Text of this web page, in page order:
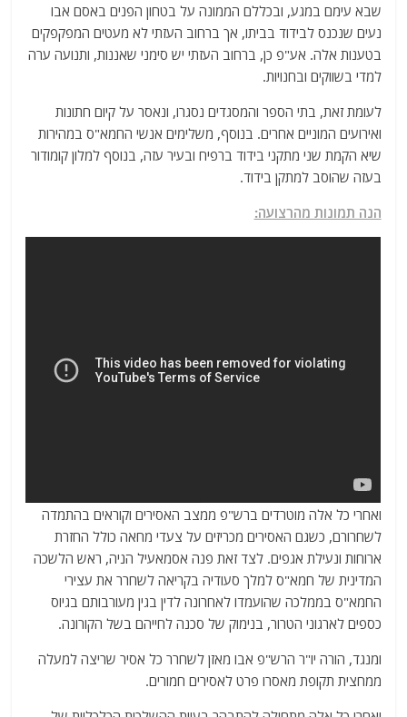
שבא עימם במגע, ובכללם הממונה על בטחון הפנים באסם אבו
נעים שנכנס לבידוד בביתו, אך ברחוב העזתי לא מעטים המפקפקים
בטענות אלה. אע"פ כן, ברחוב העזתי יש סימני שאננות, ותנועה ערה
למדי בשווקים ובחנויות.
לעומת זאת, בתי הספר והמסגדים נסגרו, ונאסר על קיום חתונות
ואירועים המוניים אחרים. בנוסף, משלימים אנשי החמא"ס במהירות
שיא הקמת שני מתקני בידוד ברפיח ובעיר עזה, בנוסף למלון קומודור
בעזה שהוסב למתקן בידוד.
הנה תמונות מהרצועה:
ואחרי כל אלה מוטרדים ברש"פ ממצב האסירים וקוראים בהתמדה
לשחרורם, כשגם האסירים מכריזים על צעדי מחאה כולל החזרת
ארוחות ונעילת אגפים. לצד זאת פנה אסמאעיל הניה, ראש הלשכה
המדינית של חמא"ס למלך סעודיה בקריאה לשחרר את עצירי
החמא"ס בממלכה שהועמדו לאחרונה לדין בגין מעורבותם בגיוס
כספים לארגוני הטרור, בנימוק של סכנה לחייהם בשל הקורונה.
ומנגד, הורה יו"ר הרש"פ אבו מאזן לשחרר כל אסיר שריצה למעלה
ממחצית תקופת מאסרו פרט לאסירים חמורים.